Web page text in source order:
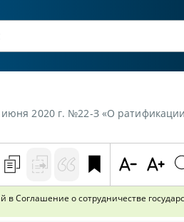
о внесении изменений в Соглашение о сотрудничестве государств -
о сотрудничестве